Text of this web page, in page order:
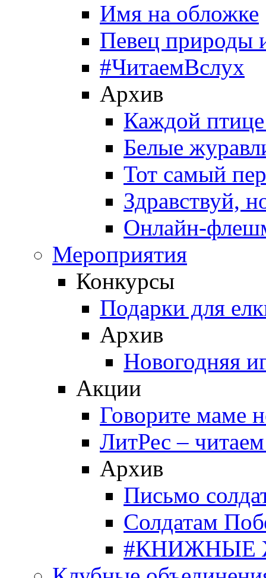
Имя на обложке
Певец природы
#ЧитаемВслух
Архив
Каждой
Белые
Тот самый
Здравствуй,
Онлайн-
Мероприятия
Конкурсы
Подарки для
Архив
Новогодняя
Акции
Говорите маме
ЛитРес –
Архив
Письмо
Солдатам
#КНИЖНЫЕ